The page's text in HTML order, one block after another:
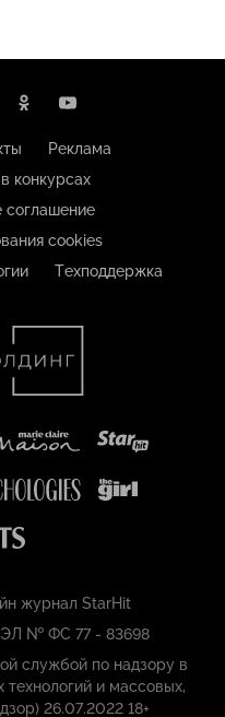
Реклама
конкурсах
соглашение
cookies
Техподдержка
журнал StarHit
ЭЛ № ФС 77 - 83698
службой по надзору в
и массовых,
26.07.2022 18+